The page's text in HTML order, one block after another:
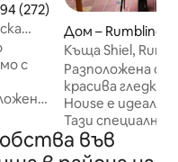
оценка: 4,94 от 5,
(272)
с
А
Дом – Rumbling
Къща Shiel,
Разположена
красива гледка
House е
Тази специално
построена от
за да осигури
във